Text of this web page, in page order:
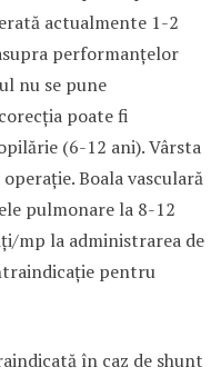
actualmente 1-2
performanţelor
nu se pune
poate fi
(6-12 ani). Vârsta
Boala vasculară
pulmonare la 8-12
mp la administrarea de
pentru
în caz de shunt